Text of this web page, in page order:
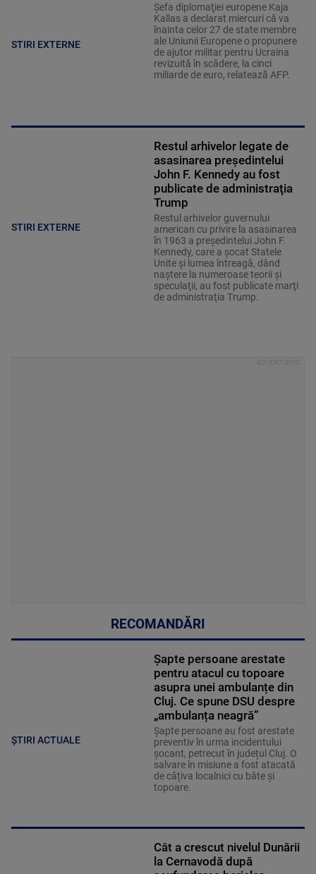
STIRI EXTERNE
Şefa diplomaţiei europene Kaja
Kallas a declarat miercuri că va
înainta celor 27 de state membre
ale Uniunii Europene o propunere
de ajutor militar pentru Ucraina
revizuită în scădere, la cinci
miliarde de euro, relatează AFP.
STIRI EXTERNE
Restul arhivelor legate de
asasinarea preşedintelui
John F. Kennedy au fost
publicate de administraţia
Trump
Restul arhivelor guvernului
american cu privire la asasinarea
în 1963 a preşedintelui John F.
Kennedy, care a şocat Statele
Unite şi lumea întreagă, dând
naştere la numeroase teorii şi
speculaţii, au fost publicate marţi
de administraţia Trump.
RECOMANDĂRI
ȘTIRI ACTUALE
Șapte persoane arestate
pentru atacul cu topoare
asupra unei ambulanțe din
Cluj. Ce spune DSU despre
„ambulanța neagră”
Șapte persoane au fost arestate
preventiv în urma incidentului
șocant, petrecut în județul Cluj. O
salvare în misiune a fost atacată
de câțiva localnici cu bâte și
topoare.
Cât a crescut nivelul Dunării
la Cernavodă după